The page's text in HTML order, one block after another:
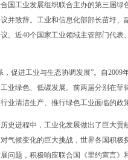
工业发展组织联合主办的第三届绿
并致辞。工业和信息化部部长苗圩
。近40个国家工业领域主管部门代
进工业与生态协调发展”。自2009
业绿色、低碳发展。前两届分别在
业清洁生产、推行绿色工业面临的政
进程中，工业化发展做出了巨大贡
气候变化的巨大挑战，世界各国积
问题，积极响应联合国《里约宣言》